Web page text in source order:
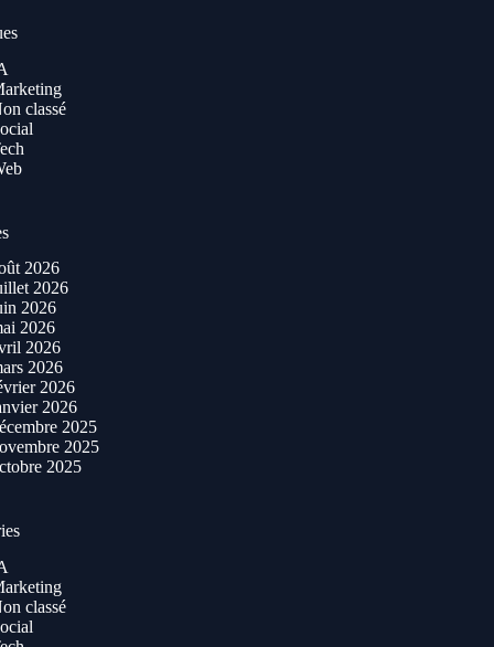
classé
2026
2026
2026
2026
2026
2026
2026
2026
2025
2025
2025
classé